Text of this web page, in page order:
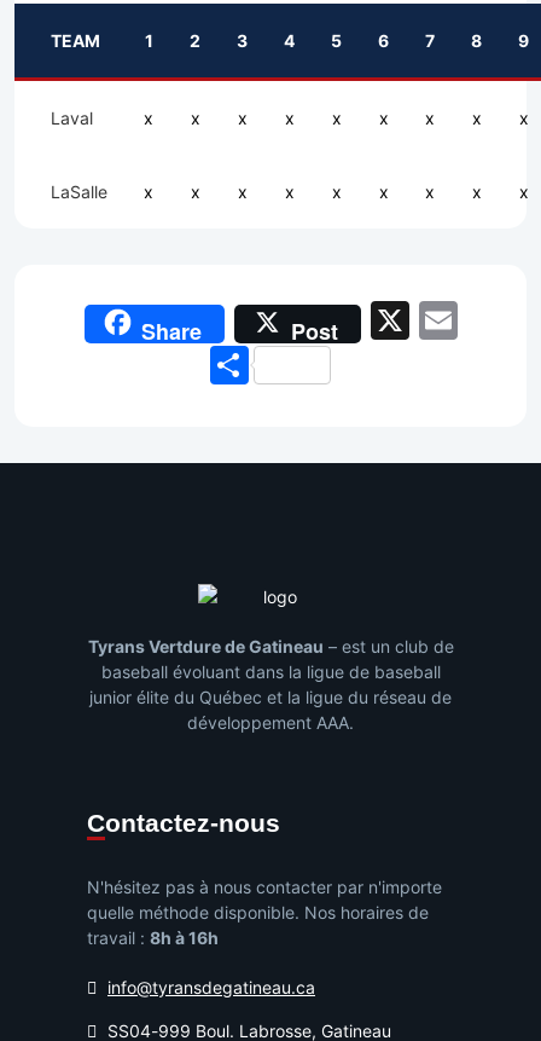
TEAM 1 2 3 4 5 6 7 8 9
Laval x x x x x x x x x
LaSalle x x x x x x x x x
Share Post X
Share
Tyrans Vertdure de Gatineau – est un club de
baseball évoluant dans la ligue de baseball
junior élite du Québec et la ligue du réseau de
développement AAA.
Contactez-nous
N'hésitez pas à nous contacter par n'importe
quelle méthode disponible. Nos horaires de
travail : 8h à 16h
info@tyransdegatineau.ca
SS04-999 Boul. Labrosse, Gatineau